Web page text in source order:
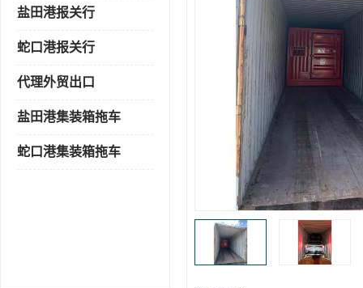
盐田港报关行
蛇口港报关行
代理外贸出口
盐田港集装箱拖车
蛇口港集装箱拖车